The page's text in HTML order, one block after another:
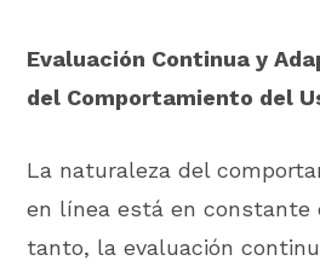
Evaluación Continua y
del Comportamiento del
La naturaleza del
en línea está en constante
tanto, la evaluación